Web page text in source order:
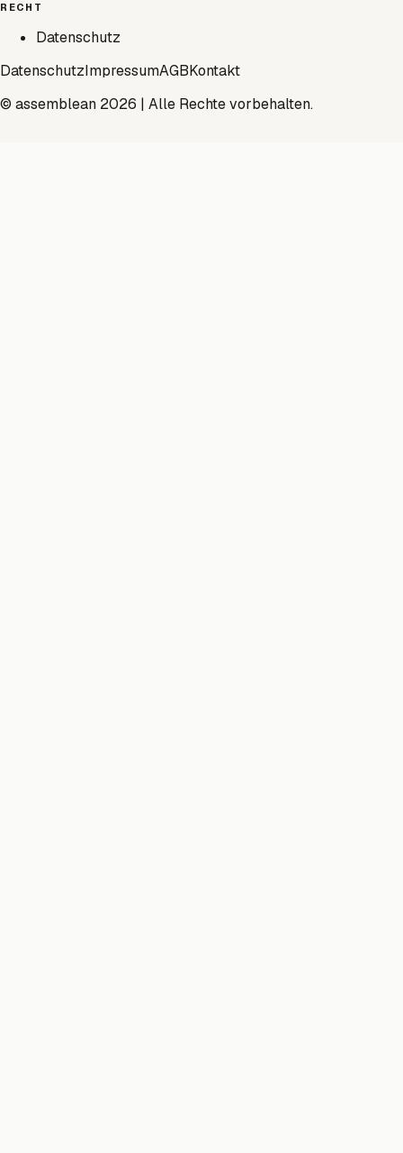
RECHT
Datenschutz
DatenschutzImpressumAGBKontakt
© assemblean 2026 | Alle Rechte vorbehalten.